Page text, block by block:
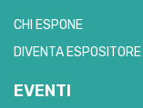
CHI ESPONE
DIVENTA ESPOSITORE
EVENTI